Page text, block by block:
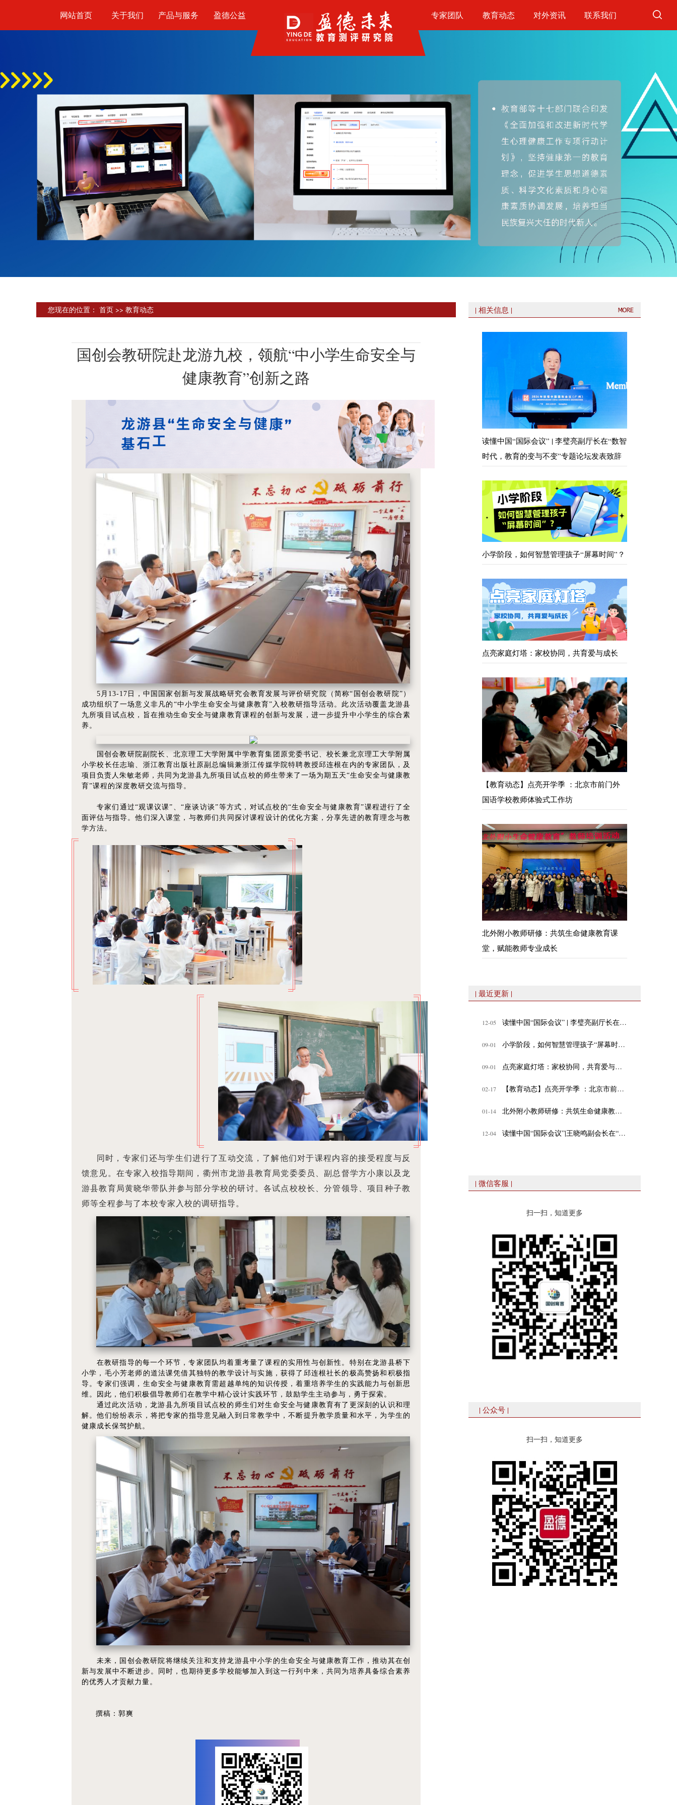
网站首页 关于我们 产品与服务 盈德公益 专家团队 教育动态 对外资讯 联系我们
您现在的位置： 首页 >> 教育动态
国创会教研院赴龙游九校，领航“中小学生命安全与
健康教育”创新之路
5月13-17日，中国国家创新与发展战略研究会教育发展与评价研究院（简称“国创会教研院”）
成功组织了一场意义非凡的“中小学生命安全与健康教育”入校教研指导活动。此次活动覆盖龙游县
九所项目试点校，旨在推动生命安全与健康教育课程的创新与发展，进一步提升中小学生的综合素
养。
国创会教研院副院长、北京理工大学附属中学教育集团原党委书记、校长兼北京理工大学附属
小学校长任志瑜、浙江教育出版社原副总编辑兼浙江传媒学院特聘教授邱连根在内的专家团队，及
项目负责人朱敏老师，共同为龙游县九所项目试点校的师生带来了一场为期五天“生命安全与健康教
育”课程的深度教研交流与指导。
专家们通过“观课议课”、“座谈访谈”等方式，对试点校的“生命安全与健康教育”课程进行了全
面评估与指导。他们深入课堂，与教师们共同探讨课程设计的优化方案，分享先进的教育理念与教
学方法。
同时，专家们还与学生们进行了互动交流，了解他们对于课程内容的接受程度与反
馈意见。在专家入校指导期间，衢州市龙游县教育局党委委员、副总督学方小康以及龙
游县教育局黄晓华带队并参与部分学校的研讨。各试点校校长、分管领导、项目种子教
师等全程参与了本校专家入校的调研指导。
在教研指导的每一个环节，专家团队均着重考量了课程的实用性与创新性。特别在龙游县桥下
小学，毛小芳老师的道法课凭借其独特的教学设计与实施，获得了邱连根社长的极高赞扬和积极指
导。专家们强调，生命安全与健康教育需超越单纯的知识传授，着重培养学生的实践能力与创新思
维。因此，他们积极倡导教师们在教学中精心设计实践环节，鼓励学生主动参与，勇于探索。
通过此次活动，龙游县九所项目试点校的师生们对生命安全与健康教育有了更深刻的认识和理
解。他们纷纷表示，将把专家的指导意见融入到日常教学中，不断提升教学质量和水平，为学生的
健康成长保驾护航。
未来，国创会教研院将继续关注和支持龙游县中小学的生命安全与健康教育工作，推动其在创
新与发展中不断进步。同时，也期待更多学校能够加入到这一行列中来，共同为培养具备综合素养
的优秀人才贡献力量。
撰稿：郭爽
| 相关信息 |
读懂中国“国际会议” | 李璧亮副厅长在“数智
时代，教育的变与不变”专题论坛发表致辞
小学阶段，如何智慧管理孩子“屏幕时间”？
点亮家庭灯塔：家校协同，共育爱与成长
【教育动态】点亮开学季 ：北京市前门外
国语学校教师体验式工作坊
北外附小教师研修：共筑生命健康教育课
堂，赋能教师专业成长
| 最近更新 |
12-05 读懂中国“国际会议” | 李璧亮副厅长在“数智时代，教育的变与不变”专题论坛发表致辞
09-01 小学阶段，如何智慧管理孩子“屏幕时间”？
09-01 点亮家庭灯塔：家校协同，共育爱与成长
02-17 【教育动态】点亮开学季 ：北京市前门外国语学校教师体验式工作坊
01-14 北外附小教师研修：共筑生命健康教育课堂，赋能教师专业成长
12-04 读懂中国“国际会议”|王晓鸣副会长在“数智时代，教育的变与不变”专题论坛发表致辞
| 微信客服 |
扫一扫，知道更多
| 公众号 |
扫一扫，知道更多